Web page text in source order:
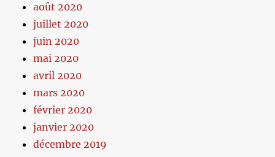
août 2020
juillet 2020
juin 2020
mai 2020
avril 2020
mars 2020
février 2020
janvier 2020
décembre 2019